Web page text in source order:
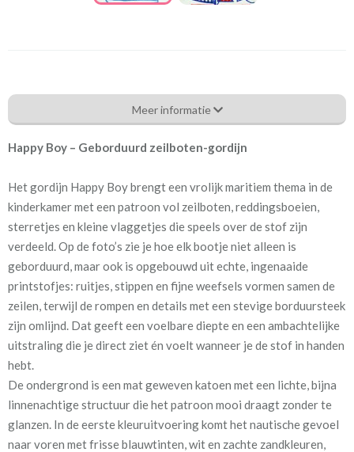
Pt.1356-703 REGATTA DENIM
Eigenschappen gordijnstof
Pt.1356-703 REGATTA
Patroon: 46 cm
Stofbreedte: 132 cm
Meestal eerder, maar houd
rekening met
circa 1-2 weken
Materiaal: 100% katoen
Meer informatie
Happy Boy – Geborduurd zeilboten-gordijn
Het gordijn Happy Boy brengt een vrolijk maritiem thema in de
kinderkamer met een patroon vol zeilboten, reddingsboeien,
sterretjes en kleine vlaggetjes die speels over de stof zijn
verdeeld. Op de foto’s zie je hoe elk bootje niet alleen is
geborduurd, maar ook is opgebouwd uit echte, ingenaaide
printstofjes: ruitjes, stippen en fijne weefsels vormen samen de
zeilen, terwijl de rompen en details met een stevige borduursteek
zijn omlijnd. Dat geeft een voelbare diepte en een ambachtelijke
uitstraling die je direct ziet én voelt wanneer je de stof in handen
hebt.
De ondergrond is een mat geweven katoen met een lichte, bijna
linnenachtige structuur die het patroon mooi draagt zonder te
glanzen. In de eerste kleuruitvoering komt het nautische gevoel
naar voren met frisse blauwtinten, wit en zachte zandkleuren,